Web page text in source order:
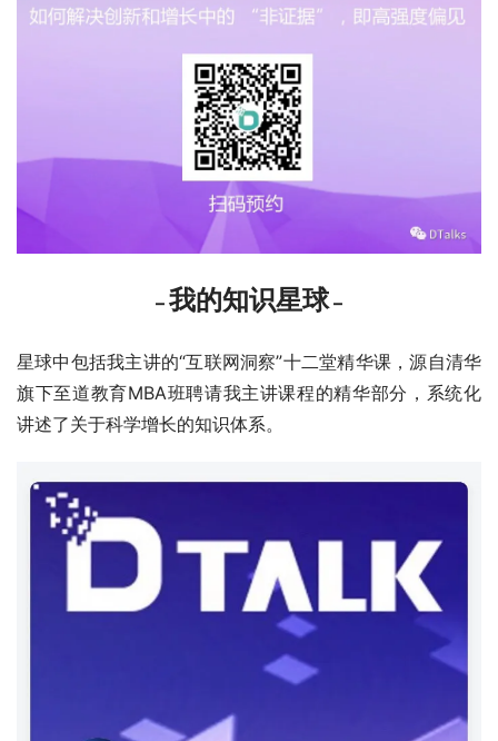
– 我的知识星球–
星球中包括我主讲的“互联网洞察”十二堂精华课，源自清华
旗下至道教育MBA班聘请我主讲课程的精华部分，系统化
讲述了关于科学增长的知识体系。